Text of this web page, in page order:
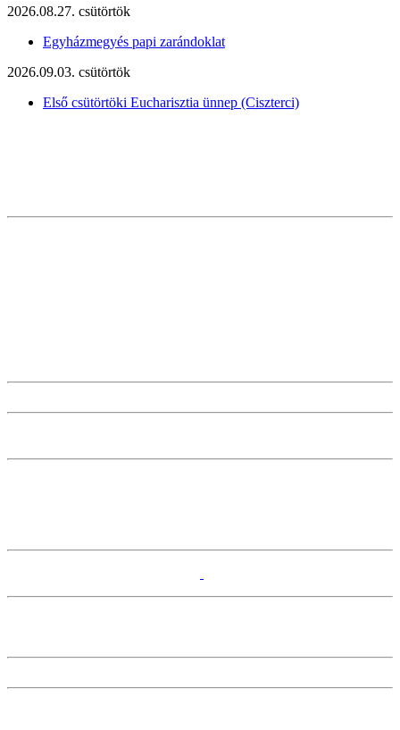
2026.08.27. csütörtök
Egyházmegyés papi zarándoklat
2026.09.03. csütörtök
Első csütörtöki Eucharisztia ünnep (Ciszterci)